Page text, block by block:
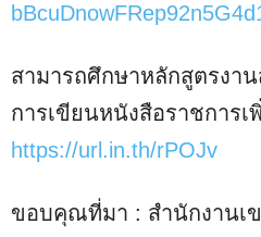
สามารถศึกษาหลักสูตรงา
การเขียนหนังสือราชการเ
https://url.in.th/rPOJv
ขอบคุณที่มา : สำนักงานเ